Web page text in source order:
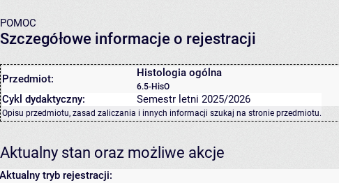
POMOC
Szczegółowe informacje o rejestracji
Przedmiot: Histologia ogólna
6.5-HisO
Cykl dydaktyczny: Semestr letni 2025/2026
Opisu przedmiotu, zasad zaliczania i innych informacji szukaj na stronie przedmiotu.
Aktualny stan oraz możliwe akcje
Aktualny tryb rejestracji: